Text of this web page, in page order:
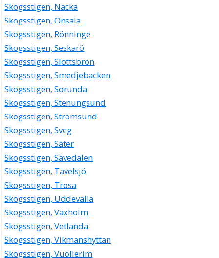
Skogsstigen, Nacka
Skogsstigen, Onsala
Skogsstigen, Rönninge
Skogsstigen, Seskarö
Skogsstigen, Slottsbron
Skogsstigen, Smedjebacken
Skogsstigen, Sorunda
Skogsstigen, Stenungsund
Skogsstigen, Strömsund
Skogsstigen, Sveg
Skogsstigen, Säter
Skogsstigen, Sävedalen
Skogsstigen, Tavelsjö
Skogsstigen, Trosa
Skogsstigen, Uddevalla
Skogsstigen, Vaxholm
Skogsstigen, Vetlanda
Skogsstigen, Vikmanshyttan
Skogsstigen, Vuollerim